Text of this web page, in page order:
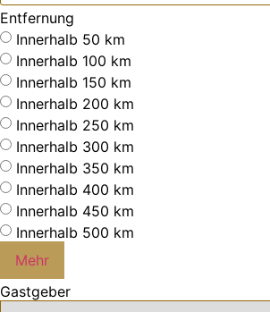
Entfernung
Innerhalb 50 km
Innerhalb 100 km
Innerhalb 150 km
Innerhalb 200 km
Innerhalb 250 km
Innerhalb 300 km
Innerhalb 350 km
Innerhalb 400 km
Innerhalb 450 km
Innerhalb 500 km
Mehr
Gastgeber